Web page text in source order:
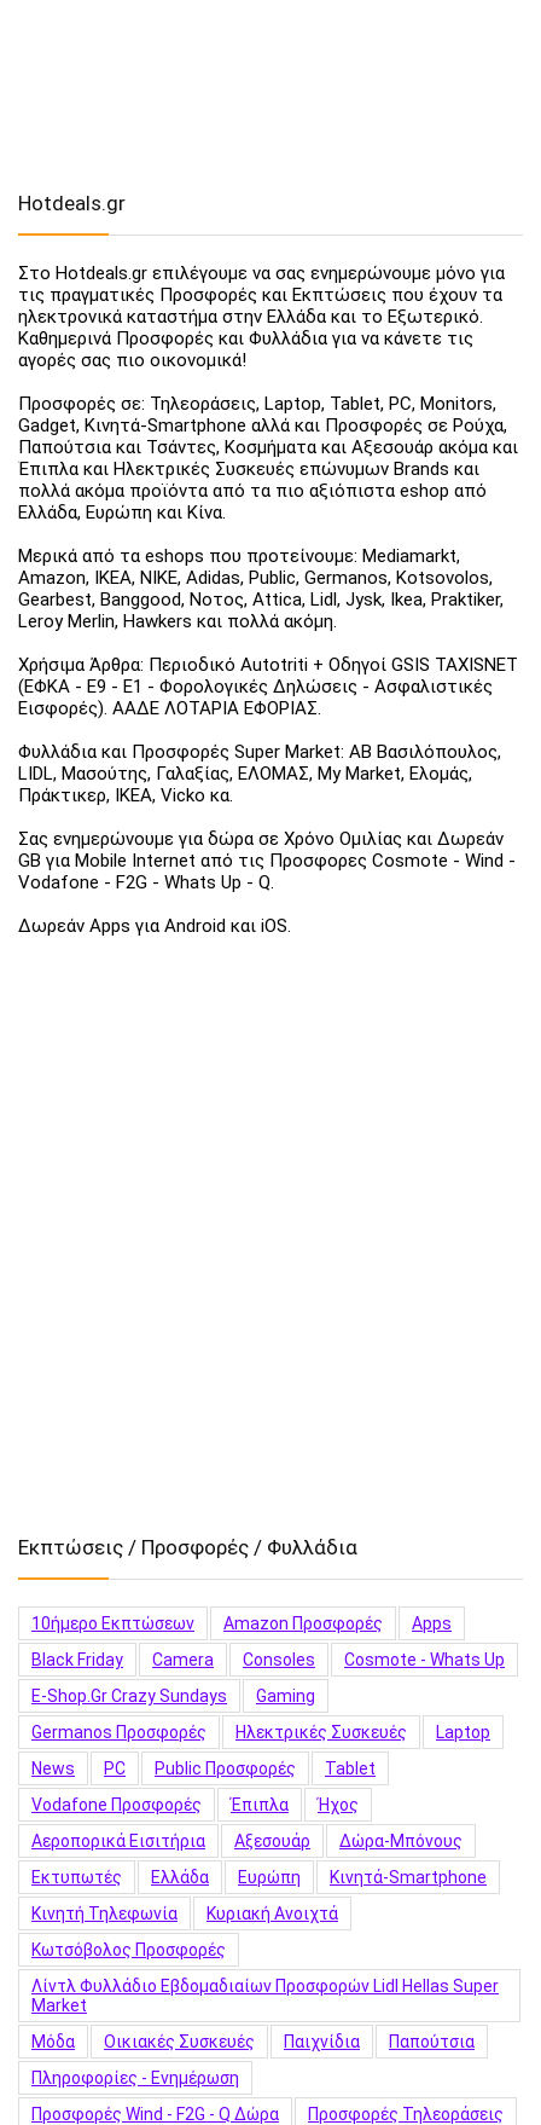
Hotdeals.gr
Στο Hotdeals.gr επιλέγουμε να σας ενημερώνουμε μόνο για
τις πραγματικές Προσφορές και Εκπτώσεις που έχουν τα
ηλεκτρονικά καταστήμα στην Ελλάδα και το Εξωτερικό.
Καθημερινά Προσφορές και Φυλλάδια για να κάνετε τις
αγορές σας πιο οικονομικά!
Προσφορές σε: Τηλεοράσεις, Laptop, Tablet, PC, Monitors,
Gadget, Κινητά-Smartphone αλλά και Προσφορές σε Ρούχα,
Παπούτσια και Τσάντες, Κοσμήματα και Αξεσουάρ ακόμα και
Έπιπλα και Ηλεκτρικές Συσκευές επώνυμων Brands και
πολλά ακόμα προϊόντα από τα πιο αξιόπιστα eshop από
Ελλάδα, Ευρώπη και Κίνα.
Μερικά από τα eshops που προτείνουμε: Mediamarkt,
Amazon, IKEA, NIKE, Adidas, Public, Germanos, Kotsovolos,
Gearbest, Banggood, Νοτος, Attica, Lidl, Jysk, Ikea, Praktiker,
Leroy Merlin, Hawkers και πολλά ακόμη.
Χρήσιμα Άρθρα: Περιοδικό Autotriti + Οδηγοί GSIS TAXISNET
(ΕΦΚΑ - Ε9 - Ε1 - Φορολογικές Δηλώσεις - Ασφαλιστικές
Εισφορές). ΑΑΔΕ ΛΟΤΑΡΙΑ ΕΦΟΡΙΑΣ.
Φυλλάδια και Προσφορές Super Market: ΑΒ Βασιλόπουλος,
LIDL, Μασούτης, Γαλαξίας, ΕΛΟΜΑΣ, My Market, Ελομάς,
Πράκτικερ, ΙΚΕΑ, Vicko κα.
Σας ενημερώνουμε για δώρα σε Χρόνο Ομιλίας και Δωρεάν
GB για Mobile Internet από τις Προσφορες Cosmote - Wind -
Vodafone - F2G - Whats Up - Q.
Δωρεάν Apps για Android και iOS.
Εκπτώσεις / Προσφορές / Φυλλάδια
10ήμερο Εκπτώσεων Amazon Προσφορές
Apps
Black Friday
Camera Consoles
Cosmote - Whats Up
E-Shop.gr Crazy Sundays
Gaming
Germanos Προσφορές
Hλεκτρικές Συσκευές
Laptop
News
PC Public Προσφορές
Tablet
Vodafone Προσφορές
Έπιπλα
Ήχος
Αεροπορικά Εισιτήρια
Αξεσουάρ
Δώρα-Μπόνους
Εκτυπωτές
Ελλάδα Ευρώπη
Κινητά-Smartphone
Κινητή Τηλεφωνία
Κυριακή Ανοιχτά
Κωτσόβολος Προσφορές
Λίντλ Φυλλάδιο Εβδομαδιαίων Προσφορών Lidl Hellas Super
Market
Μόδα
Οικιακές Συσκευές Παιχνίδια
Παπούτσια
Πληροφορίες - Ενημέρωση
Προσφορές Wind - F2G - Q Δώρα
Προσφορές Τηλεοράσεις